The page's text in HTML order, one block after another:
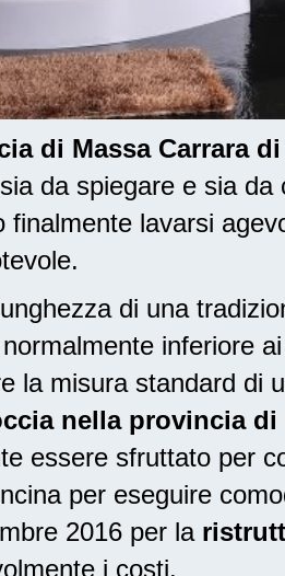
di Massa Carrara
da spiegare e sia da
lavarsi
di una
inferiore
la misura standard di
nella provincia di
essere sfruttato per
per eseguire
2016 per la
i costi.